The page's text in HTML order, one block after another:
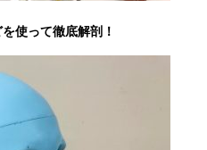
使って徹底解剖！